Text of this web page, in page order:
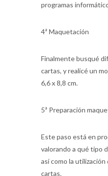
programas
4ª Maquetación
Finalmente busqué
cartas, y realicé un
6,6 x 8,8 cm.
5ª Preparación
Este paso está en
valorando a qué tipo
así como la
cartas.